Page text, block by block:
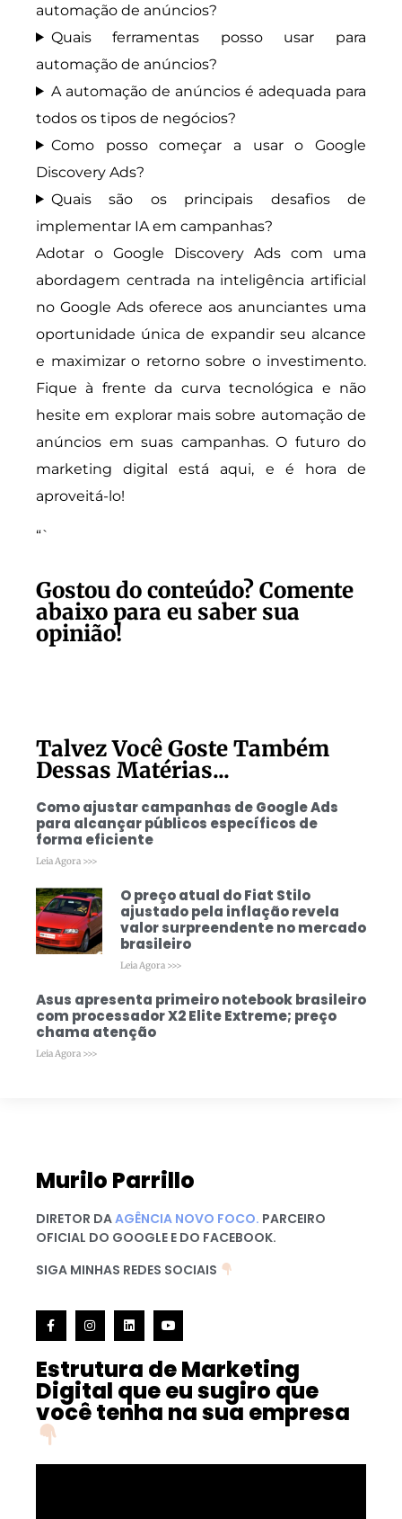
automação de anúncios?
Quais ferramentas posso usar para
automação de anúncios?
A automação de anúncios é adequada para
todos os tipos de negócios?
Como posso começar a usar o Google
Discovery Ads?
Quais são os principais desafios de
implementar IA em campanhas?
Adotar o Google Discovery Ads com uma
abordagem centrada na inteligência artificial
no Google Ads oferece aos anunciantes uma
oportunidade única de expandir seu alcance
e maximizar o retorno sobre o investimento.
Fique à frente da curva tecnológica e não
hesite em explorar mais sobre automação de
anúncios em suas campanhas. O futuro do
marketing digital está aqui, e é hora de
aproveitá-lo!
“`
Gostou do conteúdo? Comente
abaixo para eu saber sua
opinião!
Talvez Você Goste Também
Dessas Matérias...
Como ajustar campanhas de Google Ads
para alcançar públicos específicos de
forma eficiente
Leia Agora >>>
O preço atual do Fiat Stilo
ajustado pela inflação revela
valor surpreendente no mercado
brasileiro
Leia Agora >>>
Asus apresenta primeiro notebook brasileiro
com processador X2 Elite Extreme; preço
chama atenção
Leia Agora >>>
Murilo Parrillo
DIRETOR DAAGÊNCIA NOVO FOCO. PARCEIRO
OFICIAL DO GOOGLE E DO FACEBOOK.
SIGA MINHAS REDES SOCIAIS
Estrutura de Marketing
Digital que eu sugiro que
você tenha na sua empresa